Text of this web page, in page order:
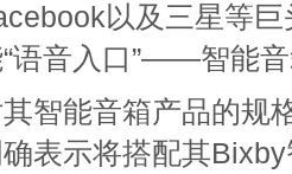
以及三星等
语音入口”——智能
智能音箱产品的规
表示将搭配其